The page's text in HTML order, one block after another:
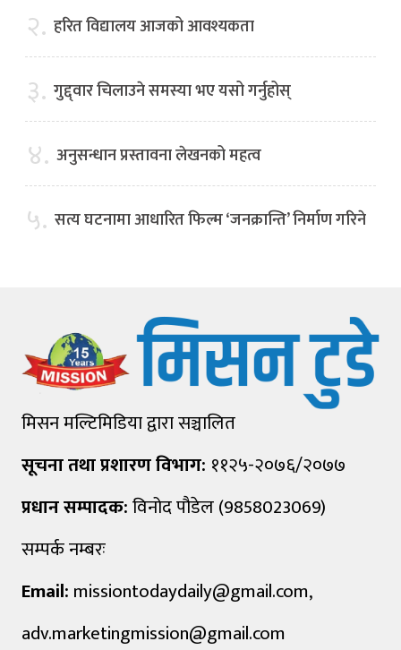
२. हरित विद्यालय आजको आवश्यकता
३. गुद्द्वार चिलाउने समस्या भए यसो गर्नुहोस्
४. अनुसन्धान प्रस्तावना लेखनको महत्व
५. सत्य घटनामा आधारित फिल्म ‘जनक्रान्ति’ निर्माण गरिने
मिसन मल्टिमिडिया द्वारा सञ्चालित
सूचना तथा प्रशारण विभाग: ११२५-२०७६/२०७७
प्रधान सम्पादक:विनोद पौडेल (9858023069)
सम्पर्क नम्बरः
Email: missiontodaydaily@gmail.com,
adv.marketingmission@gmail.com